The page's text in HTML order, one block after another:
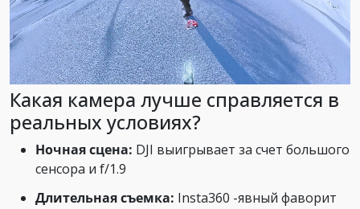
Какая камера лучше справляется в
реальных условиях?
Ночная сцена: DJI выигрывает за счет большого
сенсора и f/1.9
Длительная съемка: Insta360 -явный фаворит